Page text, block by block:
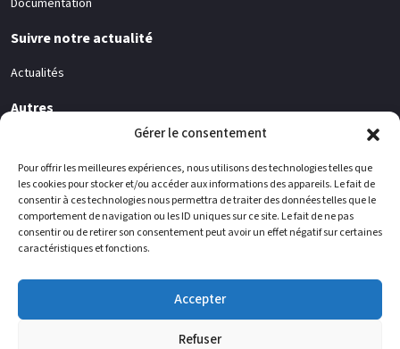
Gérer le consentement
Pour offrir les meilleures expériences, nous utilisons des technologies telles que
les cookies pour stocker et/ou accéder aux informations des appareils. Le fait de
consentir à ces technologies nous permettra de traiter des données telles que le
comportement de navigation ou les ID uniques sur ce site. Le fait de ne pas
consentir ou de retirer son consentement peut avoir un effet négatif sur certaines
caractéristiques et fonctions.
Accepter
Refuser
Documentation
Suivre notre actualité
Actualités
Autres
Contacts
Vous pouvez nous trouver
WIELSBEKE
ENGIS LESQUIN
Bureau administratif - 1 rue des